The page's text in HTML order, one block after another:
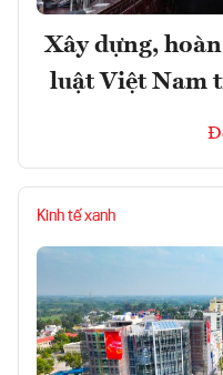
Xây dựng,
luật Việt Nam
Kinh tế xanh